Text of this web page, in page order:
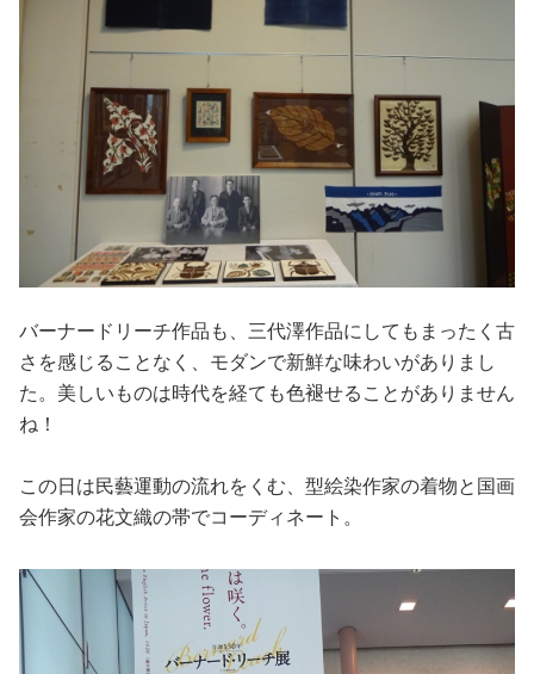
バーナードリーチ作品も、三代澤作品にしてもまったく古
さを感じることなく、モダンで新鮮な味わいがありまし
た。美しいものは時代を経ても色褪せることがありません
ね！
この日は民藝運動の流れをくむ、型絵染作家の着物と国画
会作家の花文織の帯でコーディネート。